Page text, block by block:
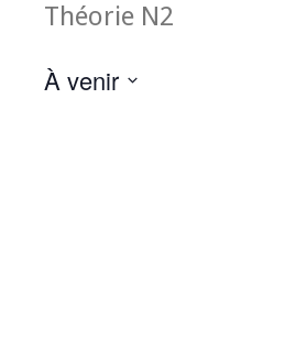
Théorie N2
À venir